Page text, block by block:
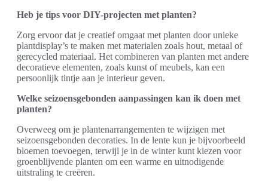
Heb je tips voor DIY-projecten met planten?
Zorg ervoor dat je creatief omgaat met planten door unieke
plantdisplay’s te maken met materialen zoals hout, metaal of
gerecycled materiaal. Het combineren van planten met andere
decoratieve elementen, zoals kunst of meubels, kan een
persoonlijk tintje aan je interieur geven.
Welke seizoensgebonden aanpassingen kan ik doen met
planten?
Overweeg om je plantenarrangementen te wijzigen met
seizoensgebonden decoraties. In de lente kun je bijvoorbeeld
bloemen toevoegen, terwijl je in de winter kunt kiezen voor
groenblijvende planten om een warme en uitnodigende
uitstraling te creëren.